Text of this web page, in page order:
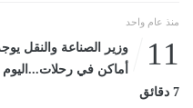
منذ عام واحد
11
وزير الصناعة والنقل
7 دقائق